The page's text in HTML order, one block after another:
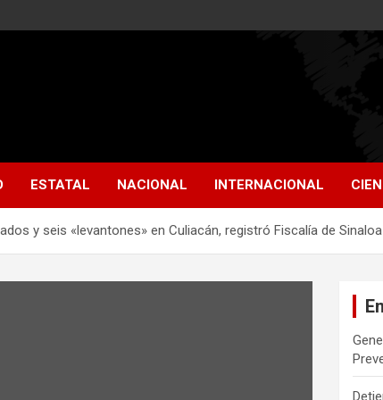
ESTATAL NACIONAL INTERNACIONAL
y seis «levantones» en Culiacán, registró Fiscalía de